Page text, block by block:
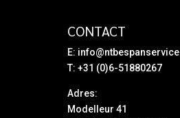
CONTACT
E:
T: +31 (0)6-51880267
Adres:
Modelleur 41